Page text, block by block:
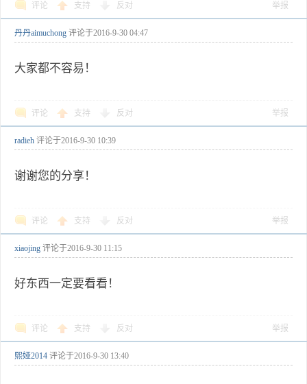
评论 支持 反对 举报
丹丹aimuchong 评论于2016-9-30 04:47
大家都不容易！
评论 支持 反对 举报
radieh 评论于2016-9-30 10:39
谢谢您的分享！
评论 支持 反对 举报
xiaojing 评论于2016-9-30 11:15
好东西一定要看看！
评论 支持 反对 举报
熙娅2014 评论于2016-9-30 13:40